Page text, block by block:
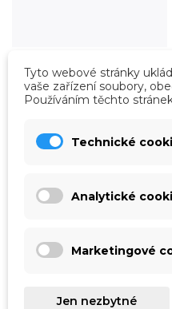
Tyto webové stránky
vaše zařízení soubory,
Používáním těchto
Technické
Analytické
Marketingové
Jen nezbytné